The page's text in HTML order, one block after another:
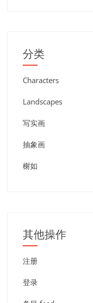
分类
Characters
Landscapes
写实画
抽象画
榭如
其他操作
注册
登录